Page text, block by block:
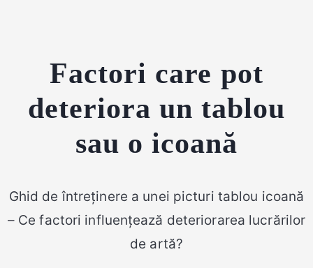
Factori care pot
deteriora un tablou
sau o icoană
Ghid de întreținere a unei picturi tablou icoană
– Ce factori influențează deteriorarea lucrărilor
de artă?